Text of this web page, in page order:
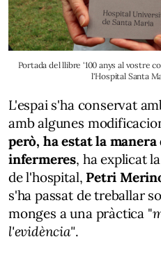
Portada del llibre '100 anys al vostre
l'Hospital Santa
L'espai s'ha conservat
amb algunes
però, ha estat la
infermeres, ha explicat
de l'hospital, Petri
s'ha passat de treballar
monges a una pràctica "
l'evidència".